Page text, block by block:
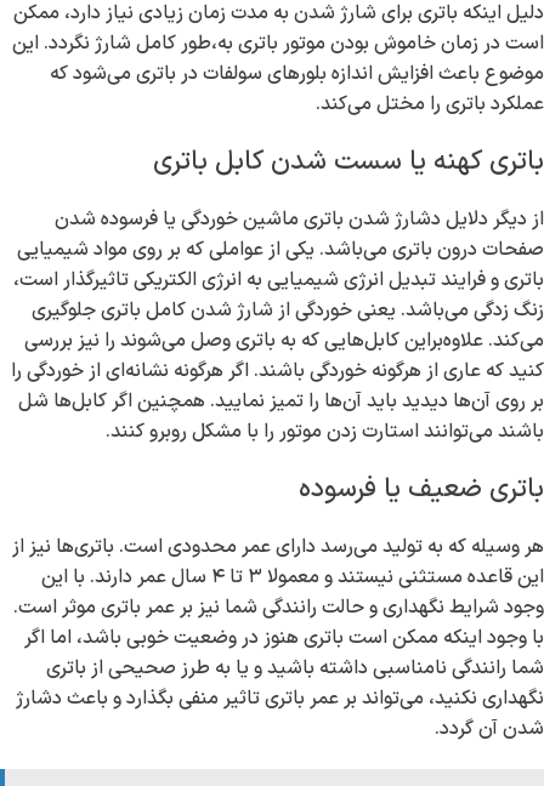
دلیل اینکه باتری برای شارژ شدن به مدت زمان زیادی نیاز دارد، ممکن
است در زمان خاموش بودن موتور باتری به،طور کامل شارژ نگردد. این
موضوع باعث افزایش اندازه بلورهای سولفات در باتری می‌شود که
عملکرد باتری را مختل می‌کند.
باتری کهنه یا سست شدن کابل باتری
از دیگر دلایل دشارژ شدن باتری ماشین خوردگی یا فرسوده شدن
صفحات درون باتری می‌باشد. یکی از عواملی که بر روی مواد شیمیایی
باتری و فرایند تبدیل انرژی شیمیایی به انرژی الکتریکی تاثیرگذار است،
زنگ زدگی می‌باشد. یعنی خوردگی از شارژ شدن کامل باتری جلوگیری
می‌کند. علاوه‌براین کابل‌هایی که به باتری وصل می‌شوند را نیز بررسی
کنید که عاری از هرگونه خوردگی باشند. اگر هرگونه نشانه‌ای از خوردگی را
بر روی آن‌ها دیدید باید آن‌ها را تمیز نمایید. همچنین اگر کابل‌ها شل
باشند می‌توانند استارت زدن موتور را با مشکل روبرو کنند.
باتری ضعیف یا فرسوده
هر وسیله که به تولید می‌رسد دارای عمر محدودی است. باتری‌ها نیز از
این قاعده مستثنی نیستند و معمولا ۳ تا ۴ سال عمر دارند. با این
وجود شرایط نگهداری و حالت رانندگی شما نیز بر عمر باتری موثر است.
با وجود اینکه ممکن است باتری هنوز در وضعیت خوبی باشد، اما اگر
شما رانندگی نامناسبی داشته باشید و یا به طرز صحیحی از باتری
نگهداری نکنید، می‌تواند بر عمر باتری تاثیر منفی بگذارد و باعث دشارژ
شدن آن گردد.